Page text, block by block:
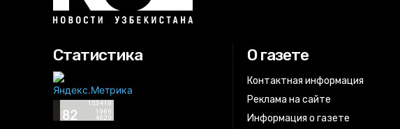
Статистика О газете
Контактная информация
Реклама на сайте
Информация о газете